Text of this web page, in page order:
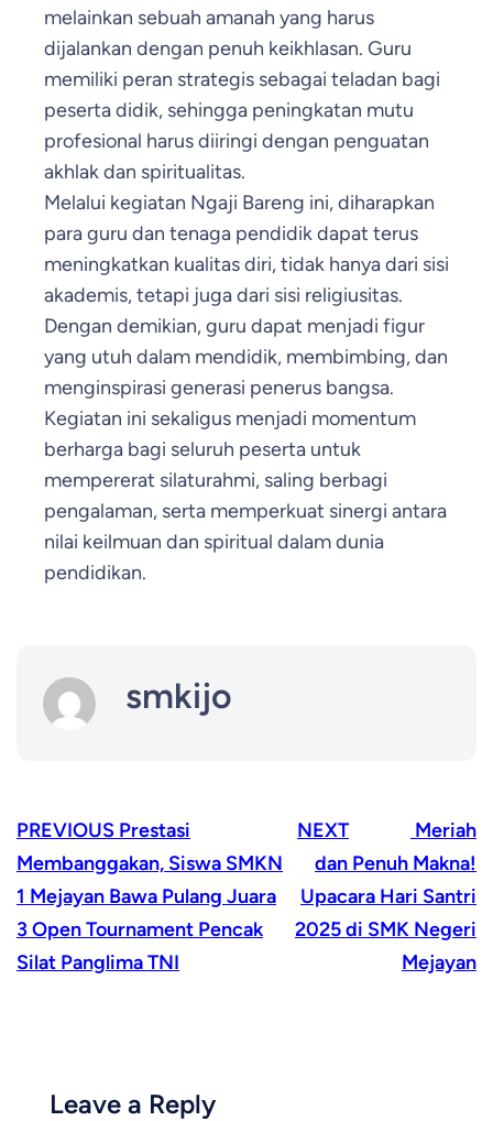
melainkan sebuah amanah yang harus
dijalankan dengan penuh keikhlasan. Guru
memiliki peran strategis sebagai teladan bagi
peserta didik, sehingga peningkatan mutu
profesional harus diiringi dengan penguatan
akhlak dan spiritualitas.
Melalui kegiatan Ngaji Bareng ini, diharapkan
para guru dan tenaga pendidik dapat terus
meningkatkan kualitas diri, tidak hanya dari sisi
akademis, tetapi juga dari sisi religiusitas.
Dengan demikian, guru dapat menjadi figur
yang utuh dalam mendidik, membimbing, dan
menginspirasi generasi penerus bangsa.
Kegiatan ini sekaligus menjadi momentum
berharga bagi seluruh peserta untuk
mempererat silaturahmi, saling berbagi
pengalaman, serta memperkuat sinergi antara
nilai keilmuan dan spiritual dalam dunia
pendidikan.
smkijo
PREVIOUS Prestasi
Membanggakan, Siswa SMKN
1 Mejayan Bawa Pulang Juara
3 Open Tournament Pencak
Silat Panglima TNI
NEXT
Meriah
dan Penuh Makna!
Upacara Hari Santri
2025 di SMK Negeri
Mejayan
Leave a Reply